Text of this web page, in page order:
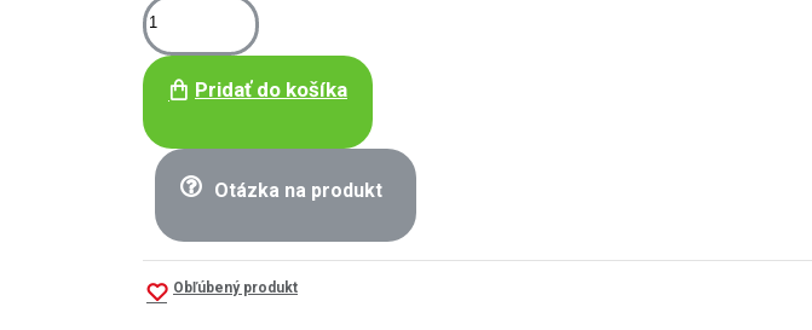
Pridať do košíka
Otázka na produkt
Obľúbený produkt